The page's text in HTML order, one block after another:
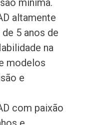
mínima.
altamente
5 anos de
na
modelos
e
com paixão